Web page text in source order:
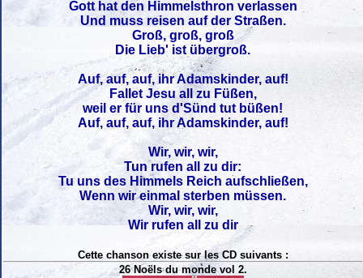
Gott hat den Himmelsthron verlassen
Und muss reisen auf der Straßen.
Groß, groß, groß
Die Lieb' ist übergroß.
Auf, auf, auf, ihr Adamskinder, auf!
Fallet Jesu all zu Füßen,
weil er für uns d'Sünd tut büßen!
Auf, auf, auf, ihr Adamskinder, auf!
Wir, wir, wir,
Tun rufen all zu dir:
Tu uns des Himmels Reich aufschließen,
Wenn wir einmal sterben müssen.
Wir, wir, wir,
Wir rufen all zu dir
Cette chanson existe sur les CD suivants :
26 Noëls du monde vol 2.